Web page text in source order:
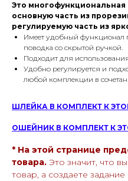
Это
основную часть из
регулируемую часть из
Имеет удобный функционал
поводка со скрытой ручкой.
Подходит для
Удобно регулируется и
любой комплекции в
ШЛЕЙКА В КОМПЛЕКТ К
ОШЕЙНИК В КОМПЛЕКТ К
* На этой странице
товара. Это значит, что
товар, а создаете